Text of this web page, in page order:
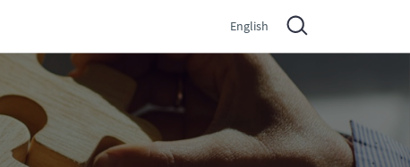
English